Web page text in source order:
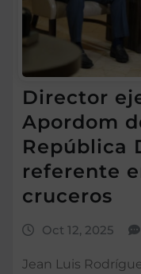
Director
Apordom
República
referente
cruceros
Oct 12, 2025
Jean Luis